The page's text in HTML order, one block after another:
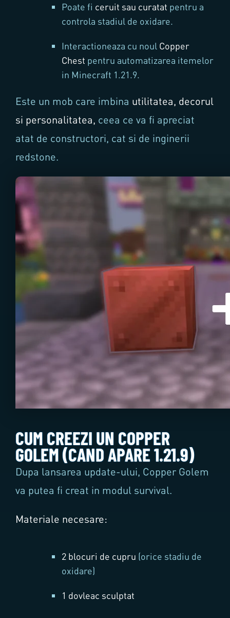
Poate fi ceruit sau curatat pentru a
controla stadiul de oxidare.
Interactioneaza cu noul Copper
Chest pentru automatizarea itemelor
in Minecraft 1.21.9.
Este un mob care imbina utilitatea, decorul
si personalitatea, ceea ce va fi apreciat
atat de constructori, cat si de inginerii
redstone.
CUM CREEZI UN COPPER
GOLEM (CAND APARE 1.21.9)
Dupa lansarea update-ului, Copper Golem
va putea fi creat in modul survival.
Materiale necesare:
2 blocuri de cupru (orice stadiu de
oxidare)
1 dovleac sculptat